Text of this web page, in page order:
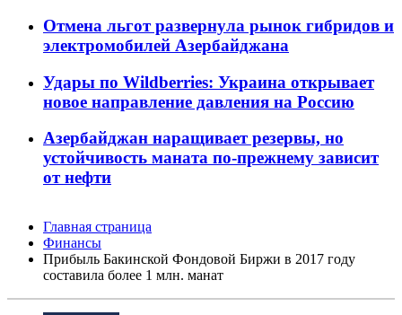
Отмена льгот развернула рынок гибридов и
электромобилей Азербайджана
Удары по Wildberries: Украина открывает
новое направление давления на Россию
Азербайджан наращивает резервы, но
устойчивость маната по-прежнему зависит
от нефти
Главная страница
Финансы
Прибыль Бакинской Фондовой Биржи в 2017 году
составила более 1 млн. манат